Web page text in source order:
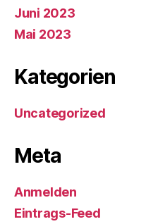
Juni 2023
Mai 2023
Kategorien
Uncategorized
Meta
Anmelden
Eintrags-Feed